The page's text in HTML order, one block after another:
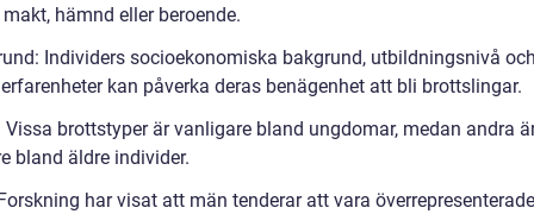
hämnd eller beroende.
Individers socioekonomiska bakgrund, utbildningsnivå
kan påverka deras benägenhet att bli brottslingar.
Vissa brottstyper är vanligare bland ungdomar, medan andra
bland äldre individer.
har visat att män tenderar att vara